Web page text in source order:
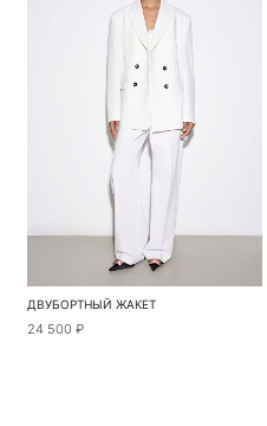
ДВУБОРТНЫЙ ЖАКЕТ
24 500 ₽